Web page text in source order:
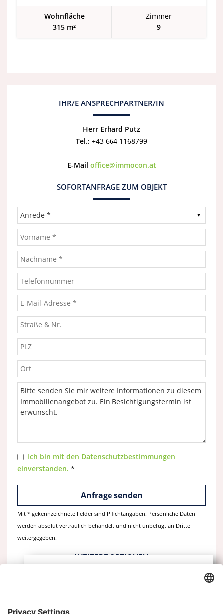
Wohnfläche
315 m²
Zimmer
9
IHR/E ANSPRECHPARTNER/IN
Herr Erhard Putz
Tel.: +43 664 1168799
E-Mail office@immocon.at
SOFORTANFRAGE ZUM OBJEKT
Ich bin mit den Datenschutzbestimmungen
einverstanden. *
Mit * gekennzeichnete Felder sind Pflichtangaben. Persönliche Daten
werden absolut vertraulich behandelt und nicht unbefugt an Dritte
weitergegeben.
WEITERE OPTIONEN
Melden Sie sich heute kostenlos an und werden